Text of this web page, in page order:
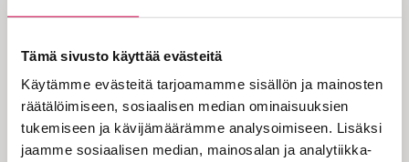
Tämä sivusto käyttää evästeitä
Käytämme evästeitä tarjoamamme sisällön ja mainosten
räätälöimiseen, sosiaalisen median ominaisuuksien
tukemiseen ja kävijämäärämme analysoimiseen. Lisäksi
jaamme sosiaalisen median, mainosalan ja analytiikka-
Jeesus kutsuu meitä maailman
valoksi. Mutta mitä hyötyä on
valosta, joka loistaa piilossa, kysyy
rovasti Ulla Saunaluoma.